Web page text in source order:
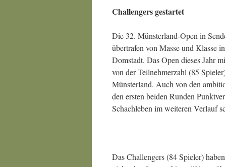
Challengers gestartet
Die 32. Münsterland-Open in
übertrafen von Masse und Klasse
Domstadt. Das Open dieses Jahr
von der Teilnehmerzahl (85
Münsterland. Auch von den
den ersten beiden Runden
Schachleben im weiteren Verlauf
Das Challengers (84 Spieler)